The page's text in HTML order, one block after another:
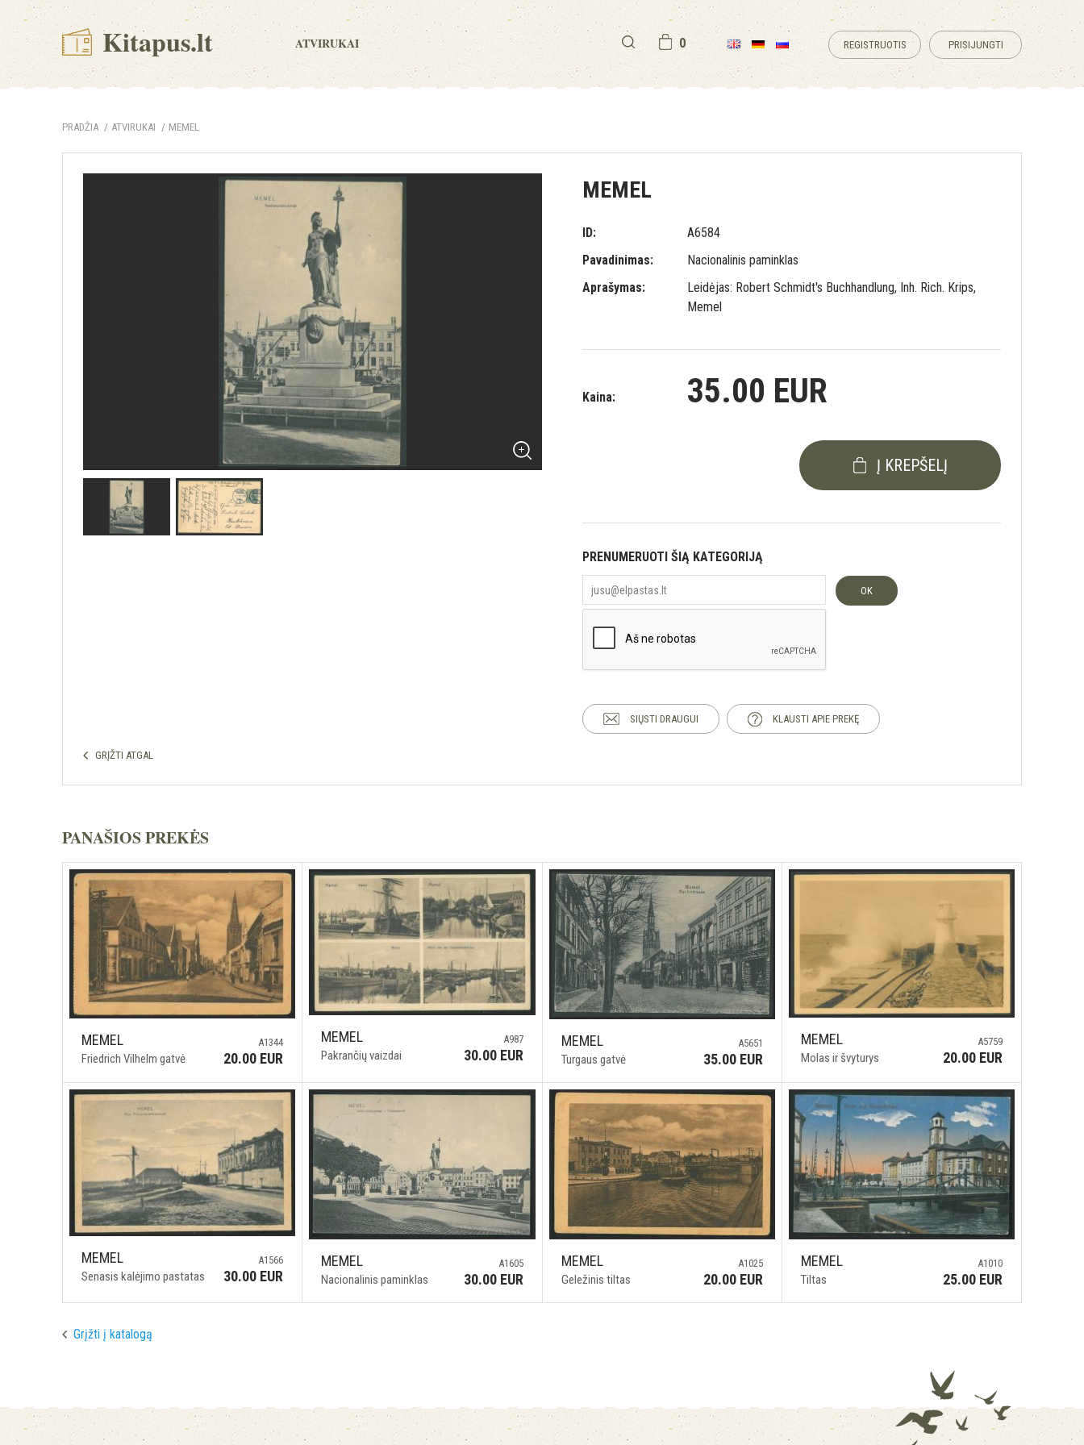
Kitapus.lt ATVIRUKAI 0 REGISTRUOTIS PRISIJUNGTI
PRADŽIA ATVIRUKAI MEMEL
MEMEL
ID:
A6584
Pavadinimas:
Nacionalinis paminklas
Aprašymas:
Leidėjas: Robert Schmidt's Buchhandlung, Inh. Rich. Krips,
Memel
Kaina: 35.00 EUR
Į KREPŠELĮ
PRENUMERUOTI ŠIĄ KATEGORIJĄ
OK
SIŲSTI DRAUGUI KLAUSTI APIE PREKĘ
GRĮŽTI ATGAL
PANAŠIOS PREKĖS
MEMEL
Friedrich Vilhelm gatvė
A1344
20.00 EUR
MEMEL
Pakrančių vaizdai
A987
30.00 EUR
MEMEL
Turgaus gatvė
A5651
35.00 EUR
MEMEL
Molas ir švyturys
A5759
20.00 EUR
MEMEL
Senasis kalėjimo pastatas
A1566
30.00 EUR
MEMEL
Nacionalinis paminklas
A1605
30.00 EUR
MEMEL
Geležinis tiltas
A1025
20.00 EUR
MEMEL
Tiltas
A1010
25.00 EUR
Grįžti į katalogą